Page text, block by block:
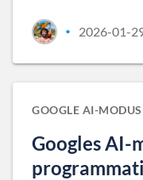
• 2026-01-
GOOGLE AI-MODUS
Googles AI-